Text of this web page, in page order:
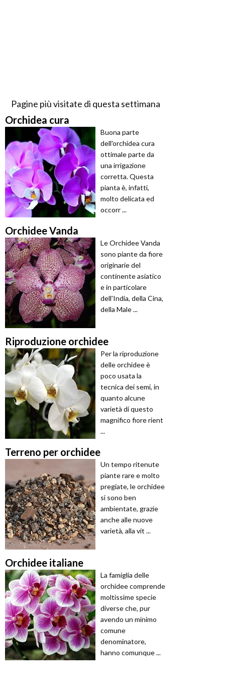
Pagine più visitate di questa settimana
Orchidea cura
Buona parte
dell'orchidea cura
ottimale parte da
una irrigazione
corretta. Questa
pianta è, infatti,
molto delicata ed
occorr ...
Orchidee Vanda
Le Orchidee Vanda
sono piante da fiore
originarie del
continente asiatico
e in particolare
dell'India, della Cina,
della Male ...
Riproduzione orchidee
Per la riproduzione
delle orchidee è
poco usata la
tecnica dei semi, in
quanto alcune
varietà di questo
magnifico fiore rient
...
Terreno per orchidee
Un tempo ritenute
piante rare e molto
pregiate, le orchidee
si sono ben
ambientate, grazie
anche alle nuove
varietà, alla vit ...
Orchidee italiane
La famiglia delle
orchidee comprende
moltissime specie
diverse che, pur
avendo un minimo
comune
denominatore,
hanno comunque ...